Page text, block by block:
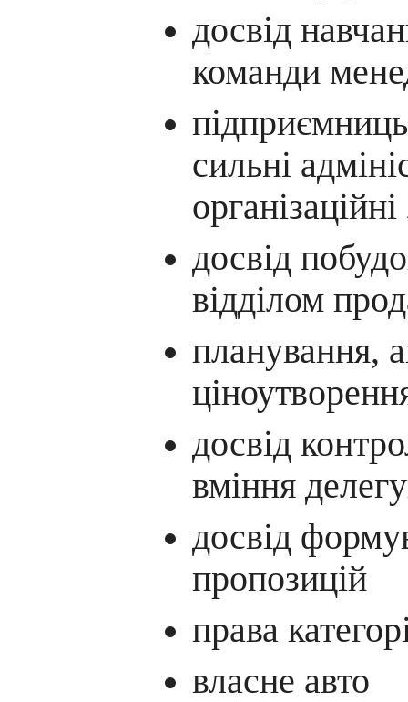
досвід
команди
сильні
досвід
відділом
планування,
досвід
вміння
досвід
пропозицій
права
власне авто